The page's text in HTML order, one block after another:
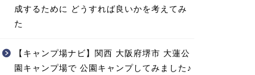
成するために どうすれば良いかを考えてみ
た
【キャンプ場ナビ】関西 大阪府堺市 大蓮公
園キャンプ場で 公園キャンプしてみました♪